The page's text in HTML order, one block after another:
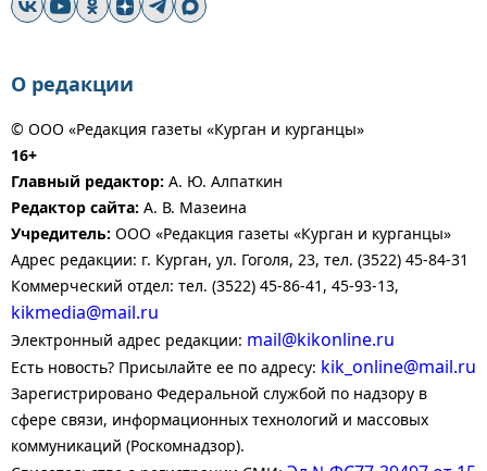
О редакции
© ООО «Редакция газеты «Курган и курганцы»
16+
Главный редактор: А. Ю. Алпаткин
Редактор сайта: А. В. Мазеина
Учредитель: ООО «Редакция газеты «Курган и курганцы»
Адрес редакции: г. Курган, ул. Гоголя, 23, тел. (3522) 45-84-31
Коммерческий отдел: тел. (3522) 45-86-41, 45-93-13,
kikmedia@mail.ru
Электронный адрес редакции: mail@kikonline.ru
Есть новость? Присылайте ее по адресу: kik_online@mail.ru
Зарегистрировано Федеральной службой по надзору в
сфере связи, информационных технологий и массовых
коммуникаций (Роскомнадзор).